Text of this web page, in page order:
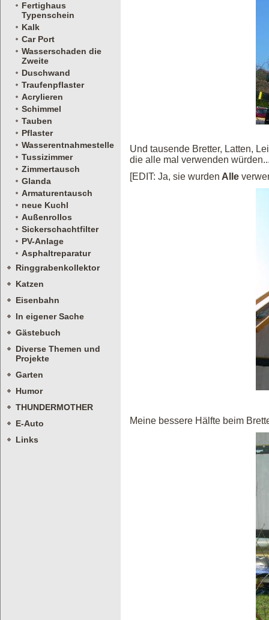
Fertighaus
Typenschein
Kalk
Car Port
Wasserschaden die
Zweite
Duschwand
Traufenpflaster
Acrylieren
Schimmel
Tauben
Pflaster
Wasserentnahmestelle
Tussizimmer
Zimmertausch
Glanda
Armaturentausch
neue Kuchl
Außenrollos
Sickerschachtfilter
PV-Anlage
Asphaltreparatur
Ringgrabenkollektor
Katzen
Eisenbahn
In eigener Sache
Gästebuch
Diverse Themen und
Projekte
Garten
Humor
THUNDERMOTHER
E-Auto
Links
Und tausende Bretter, Latten,
die alle mal verwenden
[EDIT: Ja, sie wurden Alle
Meine bessere Hälfte beim